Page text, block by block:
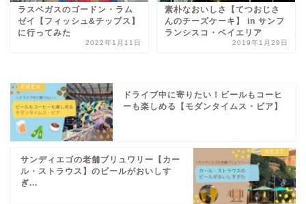
ラスベガスのゴードン・ラム
ゼイ【フィッシュ&チップス】
に行ってみた
2022年1月11日
素朴なおいしさ【てつおじさ
んのチーズケーキ】 in サンフ
ランシスコ・ベイエリア
2019年1月29日
ドライブ中に寄りたい！ビールもコーヒ
ーも楽しめる【モダンタイムス・ビア】
サンディエゴの老舗ブリュワリー【カー
ル・ストラウス】のビールがおいしす
ぎ...